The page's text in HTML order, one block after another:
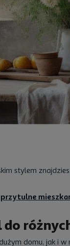
stylem
domu, jak i